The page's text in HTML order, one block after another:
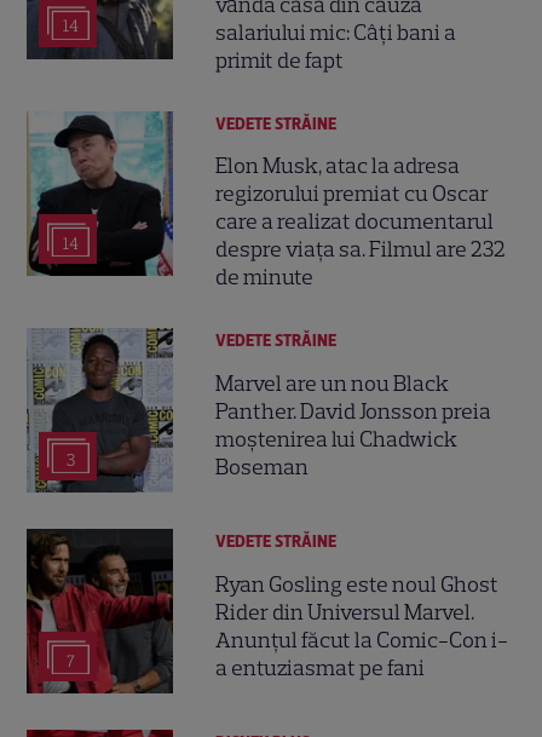
14
salariului mic: Câți bani a
primit de fapt
14
VEDETE STRĂINE
Elon Musk, atac la adresa
regizorului premiat cu Oscar
care a realizat documentarul
despre viața sa. Filmul are 232
de minute
3
VEDETE STRĂINE
Marvel are un nou Black
Panther. David Jonsson preia
moștenirea lui Chadwick
Boseman
7
VEDETE STRĂINE
Ryan Gosling este noul Ghost
Rider din Universul Marvel.
Anunțul făcut la Comic-Con i-
a entuziasmat pe fani